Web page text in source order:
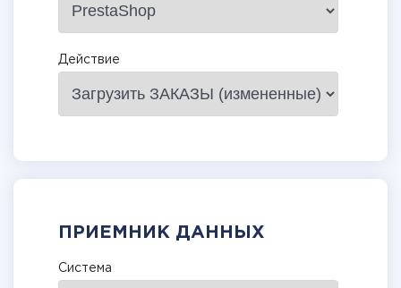
Действие
ПРИЕМНИК ДАННЫХ
Система